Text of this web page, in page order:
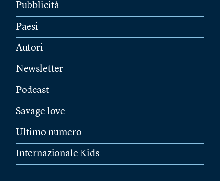
Pubblicità
Paesi
Autori
Newsletter
Podcast
Savage love
Ultimo numero
Internazionale Kids